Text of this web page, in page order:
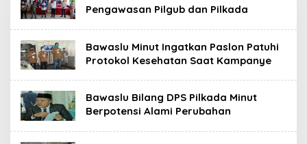
Pengawasan Pilgub dan Pilkada
Bawaslu Minut Ingatkan Paslon Patuhi
Protokol Kesehatan Saat Kampanye
Bawaslu Bilang DPS Pilkada Minut
Berpotensi Alami Perubahan